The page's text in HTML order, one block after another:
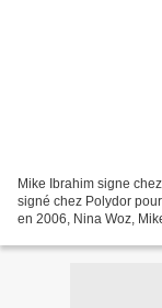
Mike Ibrahim signe
signé chez Polydor
en 2006, Nina Woz,